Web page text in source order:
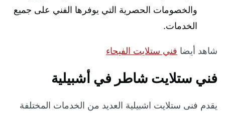
والخصومات الحصرية التي يوفرها الفني على جميع
الخدمات.
شاهد أيضا فني ستلايت الفيحاء
فني ستلايت شاطر في أشبيلية
يقدم فنى ستلايت اشبيلية العديد من الخدمات المختلفة